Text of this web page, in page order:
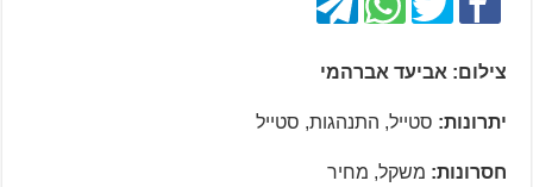
צילום: אביעד אברהמי
יתרונות: סטייל, התנהגות, סטייל
חסרונות: משקל, מחיר